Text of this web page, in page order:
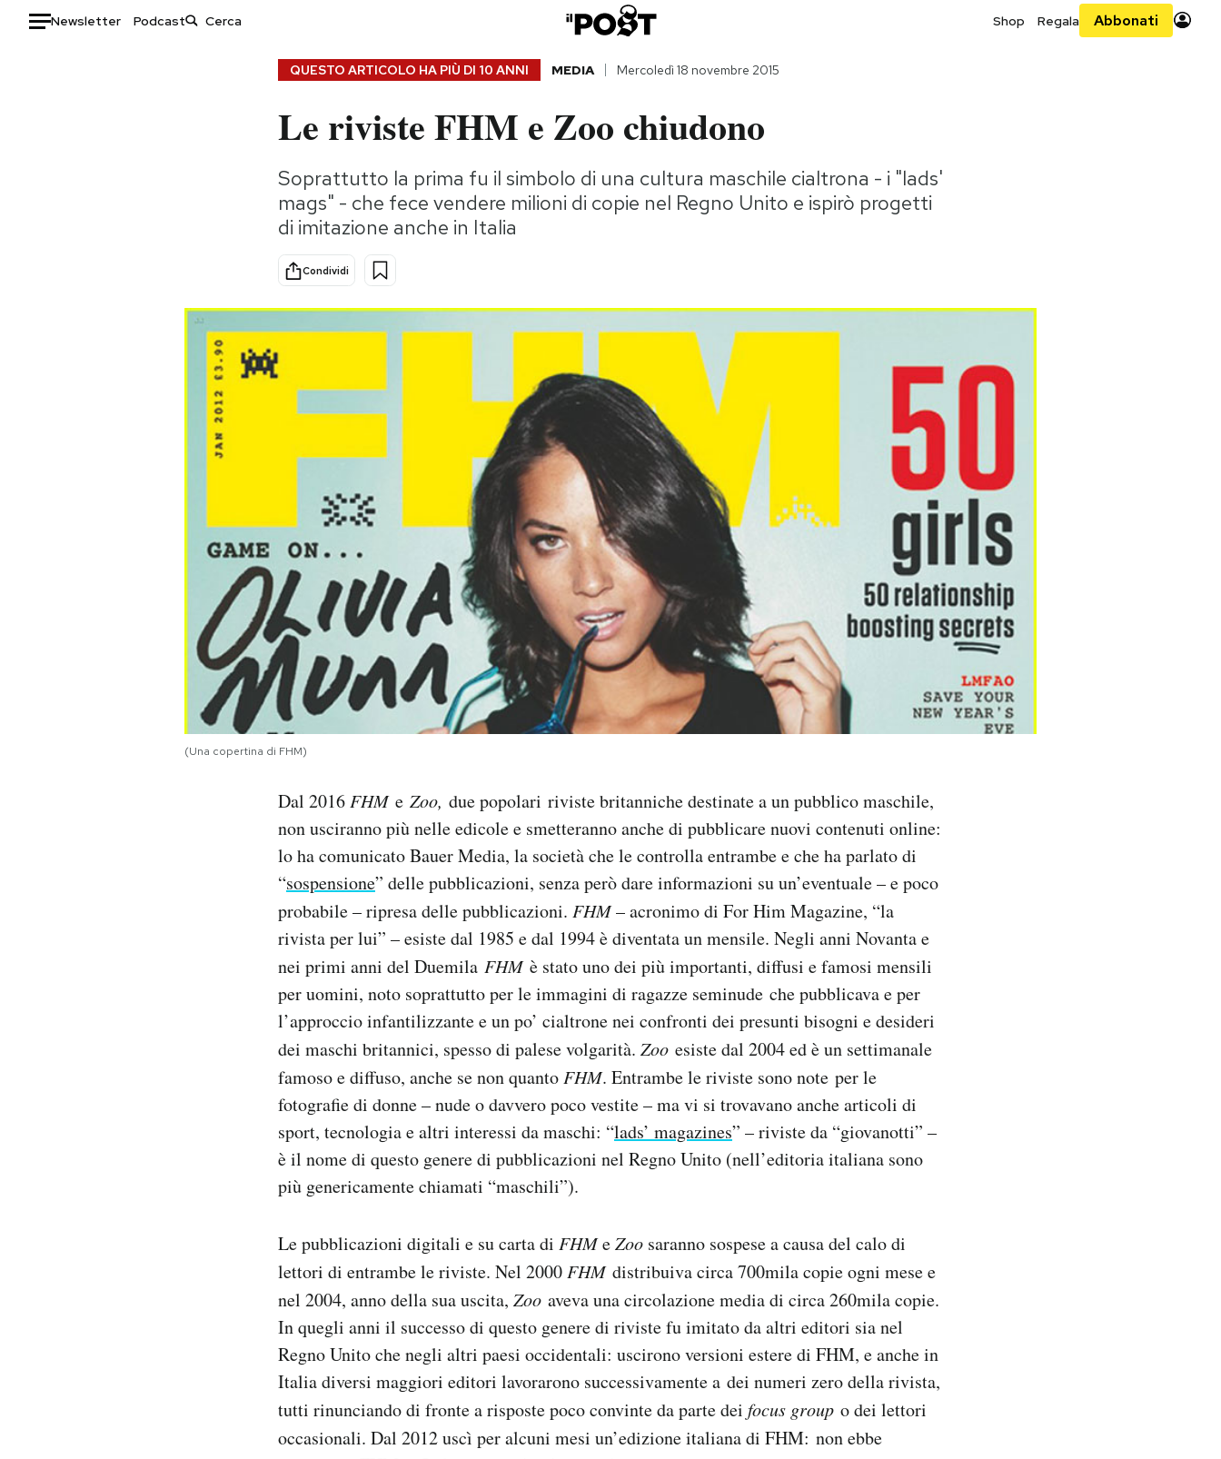
Newsletter Podcast Shop Regala Abbonati
Consumismi
Storie/Idee
Ok Boomer!
Europa
Altrecose
Mondiali calcio 2026
QUESTO ARTICOLO HA PIÙ DI 10 ANNI MEDIA Mercoledì 18 novembre 2015
Le riviste FHM e Zoo chiudono
Soprattutto la prima fu il simbolo di una cultura maschile cialtrona - i "lads'
mags" - che fece vendere milioni di copie nel Regno Unito e ispirò progetti
di imitazione anche in Italia
Condividi
(Una copertina di FHM)
Dal 2016FHMe Zoo, due popolari riviste britanniche destinate a un pubblico maschile,
non usciranno più nelle edicole e smetteranno anche di pubblicare nuovi contenuti online:
lo ha comunicato Bauer Media, la società che le controlla entrambe e che ha parlato di
“sospensione” delle pubblicazioni, senza però dare informazioni su un’eventuale – e poco
probabile – ripresa delle pubblicazioni. FHM– acronimo di For Him Magazine, “la
rivista per lui” – esiste dal 1985 e dal 1994 è diventata un mensile. Negli anni Novanta e
nei primi anni del Duemila FHMè stato uno dei più importanti, diffusi e famosi mensili
per uomini, noto soprattutto per le immagini di ragazze seminude che pubblicava e per
l’approccio infantilizzante e un po’ cialtrone nei confronti dei presunti bisogni e desideri
dei maschi britannici, spesso di palese volgarità. Zoo esiste dal 2004 ed è un settimanale
famoso e diffuso, anche se non quantoFHM. Entrambe le riviste sono note per le
fotografie di donne – nude o davvero poco vestite – ma vi si trovavano anche articoli di
sport, tecnologia e altri interessi da maschi: “lads’ magazines” – riviste da “giovanotti” –
è il nome di questo genere di pubblicazioni nel Regno Unito (nell’editoria italiana sono
più genericamente chiamati “maschili”).
Le pubblicazioni digitali e su carta di FHMeZoo saranno sospese a causa del calo di
lettori di entrambe le riviste. Nel 2000FHMdistribuiva circa 700mila copie ogni mese e
nel 2004, anno della sua uscita, Zoo aveva una circolazione media di circa 260mila copie.
In quegli anni il successo di questo genere di riviste fu imitato da altri editori sia nel
Regno Unito che negli altri paesi occidentali: uscirono versioni estere di FHM, e anche in
Italia diversi maggiori editori lavorarono successivamente a dei numeri zero della rivista,
tutti rinunciando di fronte a risposte poco convinte da parte dei focus group o dei lettori
occasionali. Dal 2012 uscì per alcuni mesi un’edizione italiana di FHM: non ebbe